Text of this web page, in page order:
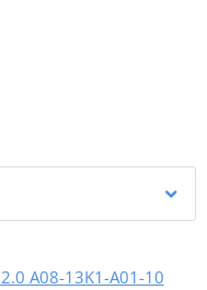
A08-13K1-A01-10